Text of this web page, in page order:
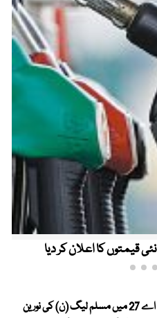
قیمتوں کا اعلان کر دیا
آزاد کشمیر الیکشن ، ایل اے 27 میں مسلم لیگ (ن) کی نورین